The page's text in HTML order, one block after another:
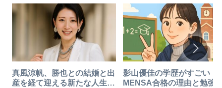
真風涼帆、勝也との結婚と出
産を経て迎える新たな人生
影山優佳の学歴がすごい！
MENSA合格の理由と勉強